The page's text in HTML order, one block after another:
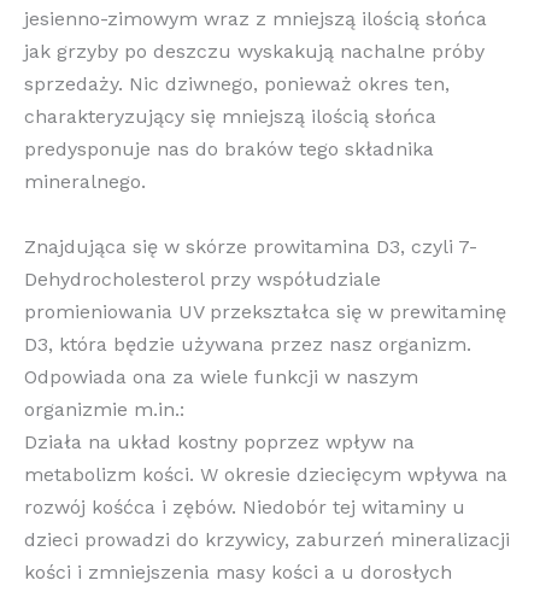
jesienno-zimowym wraz z mniejszą ilością słońca
jak grzyby po deszczu wyskakują nachalne próby
sprzedaży. Nic dziwnego, ponieważ okres ten,
charakteryzujący się mniejszą ilością słońca
predysponuje nas do braków tego składnika
mineralnego.
Znajdująca się w skórze prowitamina D3, czyli 7-
Dehydrocholesterol przy współudziale
promieniowania UV przekształca się w prewitaminę
D3, która będzie używana przez nasz organizm.
Odpowiada ona za wiele funkcji w naszym
organizmie m.in.:
Działa na układ kostny poprzez wpływ na
metabolizm kości. W okresie dziecięcym wpływa na
rozwój kośćca i zębów. Niedobór tej witaminy u
dzieci prowadzi do krzywicy, zaburzeń mineralizacji
kości i zmniejszenia masy kości a u dorosłych